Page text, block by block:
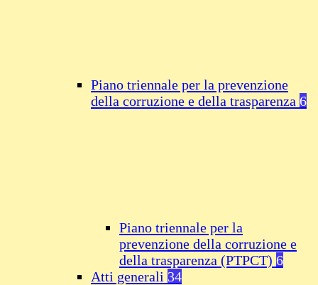
Piano triennale per la prevenzione
della corruzione e della trasparenza 6
Piano triennale per la
prevenzione della corruzione e
della trasparenza (PTPCT) 6
Atti generali 34